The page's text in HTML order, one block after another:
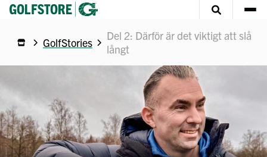
GolfStories
Del 2: Därför är det viktigt att slå
långt